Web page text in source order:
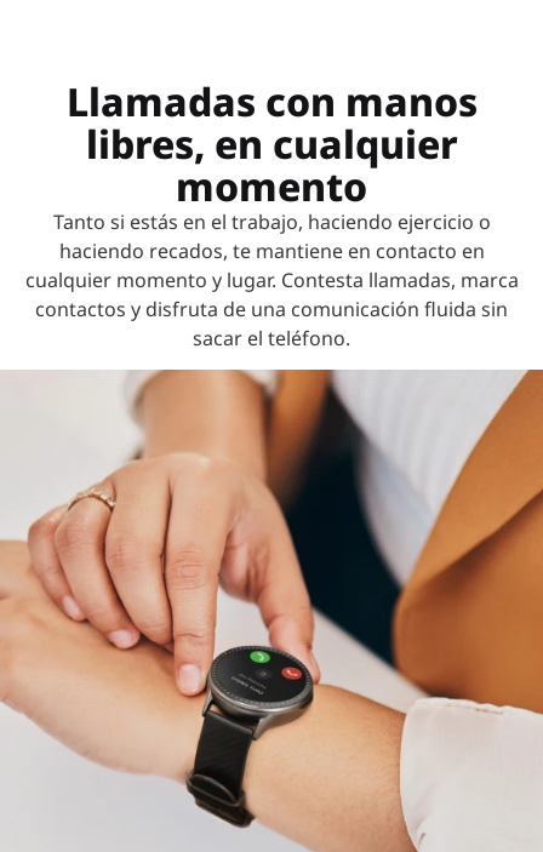
Llamadas con manos
libres, en cualquier
momento
Tanto si estás en el trabajo, haciendo ejercicio o
haciendo recados, te mantiene en contacto en
cualquier momento y lugar. Contesta llamadas, marca
contactos y disfruta de una comunicación fluida sin
sacar el teléfono.